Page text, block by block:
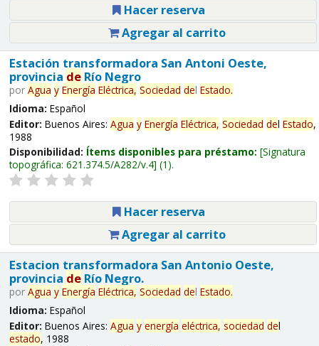
Hacer reserva
Agregar al carrito
Estación transformadora San Antoni Oeste,
provincia deRío Negro
por Agua y Energía Eléctrica, Sociedad del Estado.
Idioma: Español
Editor: Buenos Aires: Agua y Energía Eléctrica, Sociedad del Estado,
1988
Disponibilidad: Ítems disponibles para préstamo: Signatura
topográfica: 621.374.5/A282/v.4 (1).
Hacer reserva
Agregar al carrito
Estacion transformadora San Antonio Oeste,
provincia deRío Negro.
por Agua y Energía Eléctrica, Sociedad del Estado.
Idioma: Español
Editor: Buenos Aires: Agua y energía eléctrica, sociedad del
estado, 1988